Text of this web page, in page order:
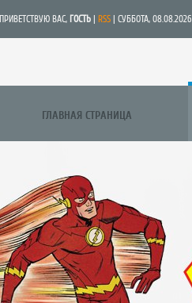
ПРИВЕТСТВУЮ ВАС, ГОСТЬ RSS | СУББОТА, 08.08.2026
ГЛАВНАЯ СТРАНИЦА